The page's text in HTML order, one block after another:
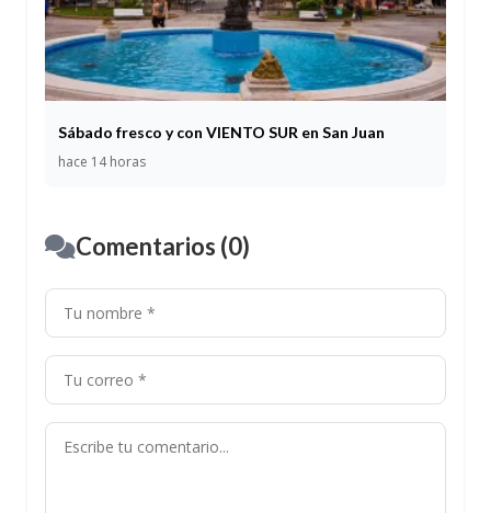
Sábado fresco y con VIENTO SUR en San Juan
hace 14 horas
Comentarios (0)